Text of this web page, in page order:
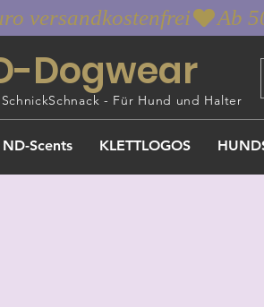
Scents KLETTLOGOS
Dogwear
- Für Hund und Halter